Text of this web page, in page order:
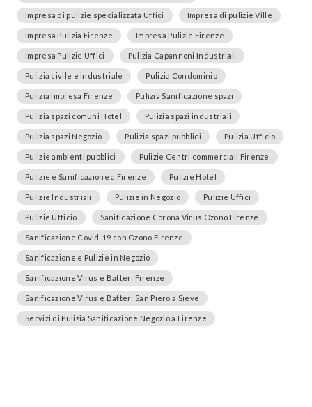
Impresa di pulizie specializzata Uffici Impresa di pulizie Ville
Impresa Pulizia Firenze Impresa Pulizie Firenze
Impresa Pulizie Uffici Pulizia Capannoni Industriali
Pulizia civile e industriale Pulizia Condominio
Pulizia Impresa Firenze Pulizia Sanificazione spazi
Pulizia spazi comuni Hotel Pulizia spazi industriali
Pulizia spazi Negozio Pulizia spazi pubblici Pulizia Ufficio
Pulizie ambienti pubblici Pulizie Centri commerciali Firenze
Pulizie e Sanificazione a Firenze Pulizie Hotel
Pulizie Industriali Pulizie in Negozio Pulizie Uffici
Pulizie Ufficio Sanificazione Corona Virus Ozono Firenze
Sanificazione Covid-19 con Ozono Firenze
Sanificazione e Pulizie in Negozio
Sanificazione Virus e Batteri Firenze
Sanificazione Virus e Batteri San Piero a Sieve
Servizi di Pulizia Sanificazione Negozio a Firenze